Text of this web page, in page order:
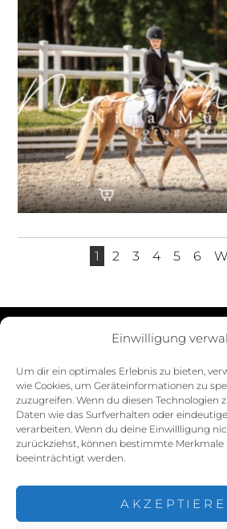
Einwilligung
Um dir ein optimales Erlebnis zu bieten,
wie Cookies, um Geräteinformationen zu
zuzugreifen. Wenn du diesen Technologien
Daten wie das Surfverhalten oder
verarbeiten. Wenn du deine Einwillligung
zurückziehst, können bestimmte
beeinträchtigt werden.
1 2 3 4 5 6
Impressum
Cookie-Richtlinie (EU)